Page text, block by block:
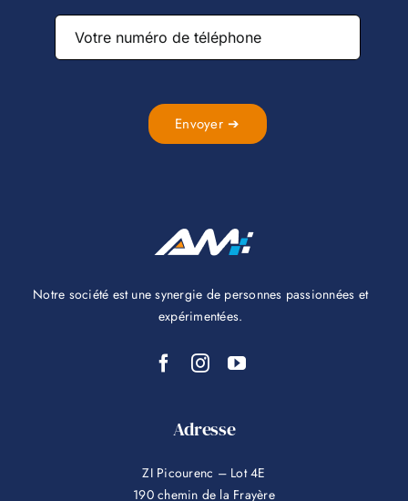
Envoyer ➔
Adresse
ZI Picourenc – Lot 4E
190 chemin de la Frayère
Notre société est une synergie de personnes passionnées et
expérimentées.